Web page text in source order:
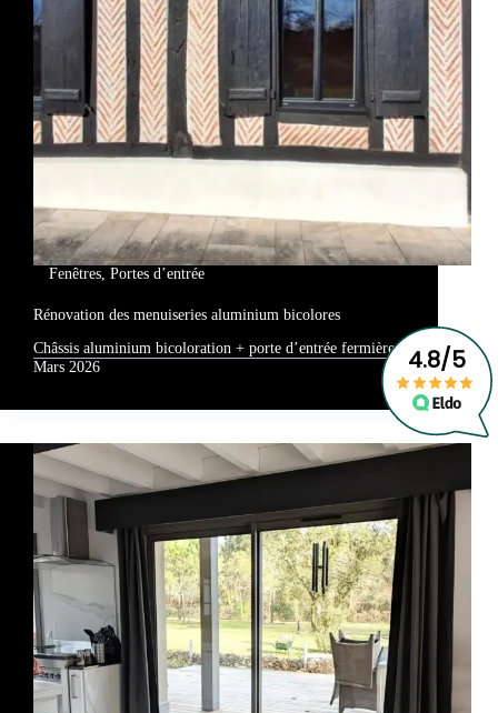
Fenêtres, Portes d’entrée
Rénovation des menuiseries aluminium bicolores
Châssis aluminium bicoloration + porte d’entrée fermière
Mars 2026